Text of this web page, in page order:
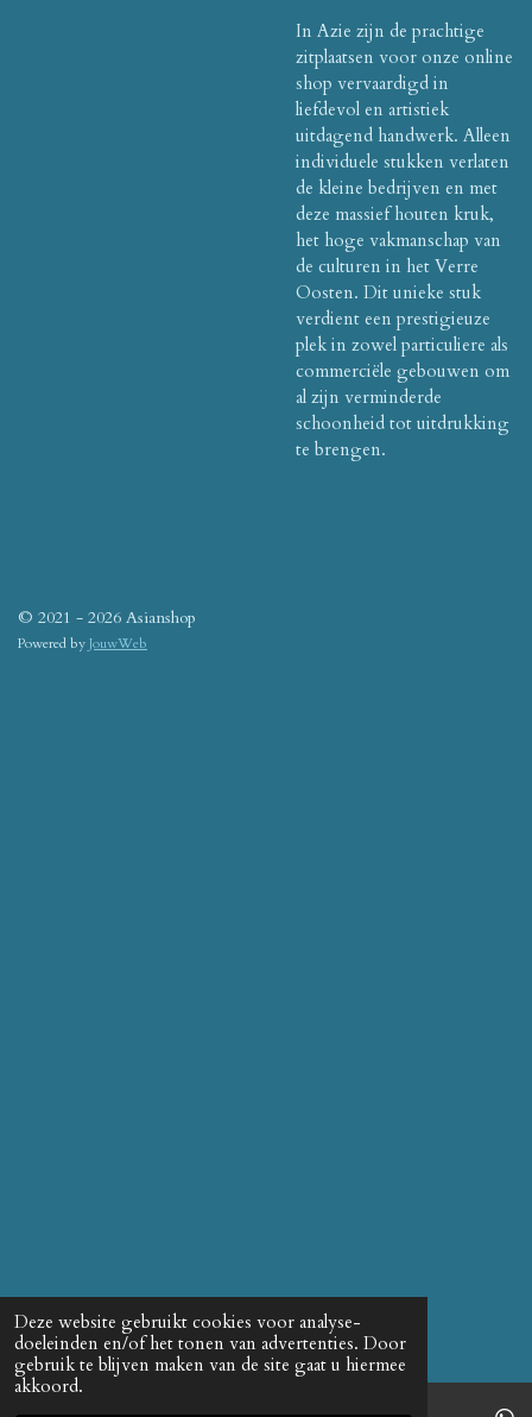
Deze website gebruikt cookies voor analyse-
doeleinden en/of het tonen van advertenties. Door
gebruik te blijven maken van de site gaat u hiermee
akkoord.
In Azie zijn de prachtige
zitplaatsen voor onze online
shop vervaardigd in
liefdevol en artistiek
uitdagend handwerk. Alleen
individuele stukken verlaten
de kleine bedrijven en met
deze massief houten kruk,
het hoge vakmanschap van
de culturen in het Verre
Oosten. Dit unieke stuk
verdient een prestigieuze
plek in zowel particuliere als
commerciële gebouwen om
al zijn verminderde
schoonheid tot uitdrukking
te brengen.
© 2021 - 2026 Asianshop
Powered byJouwWeb